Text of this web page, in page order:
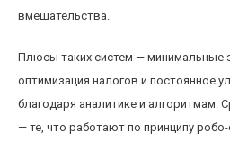
вмешательства.
Плюсы таких систем — минимальные
оптимизация налогов и постоянное
благодаря аналитике и алгоритмам.
— те, что работают по принципу